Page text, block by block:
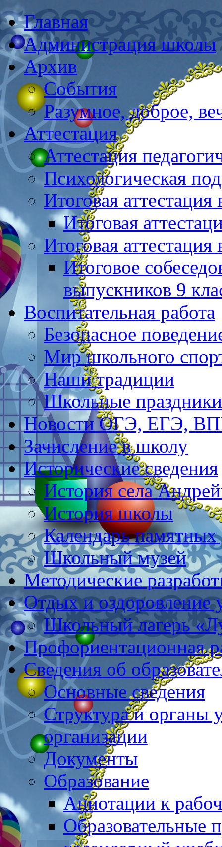
Главная
Администрация школы
Архив
События
Разумное, доброе,
Аттестация
Аттестация
Психологическая
Итоговая
Итоговая
Итоговая
Итоговое
выпускников 9
Воспитательная работа
Безопасное
Мир школьного
Наши традиции
Школьные праздники
Новости ОГЭ, ЕГЭ,
Зачисление в школу
Исторические сведения
История села
История школы
Календарь памятных
Школьный музей
Методические
Отдых и оздоровление
Школьный лагерь
Профориентационная
Сведения об
Основные сведения
Структура и органы
организации
Документы
Образование
Аннотации к
Образовательные